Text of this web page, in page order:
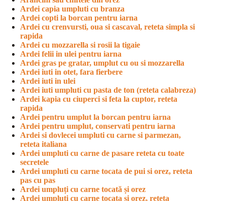
Ardei capia umpluti cu branza
Ardei copti la borcan pentru iarna
Ardei cu crenvursti, oua si cascaval, reteta simpla si
rapida
Ardei cu mozzarella si rosii la tigaie
Ardei felii in ulei pentru iarna
Ardei gras pe gratar, umplut cu ou si mozzarella
Ardei iuti in otet, fara fierbere
Ardei iuti in ulei
Ardei iuti umpluti cu pasta de ton (reteta calabreza)
Ardei kapia cu ciuperci si feta la cuptor, reteta
rapida
Ardei pentru umplut la borcan pentru iarna
Ardei pentru umplut, conservati pentru iarna
Ardei si dovlecei umpluti cu carne si parmezan,
reteta italiana
Ardei umpluti cu carne de pasare reteta cu toate
secretele
Ardei umpluti cu carne tocata de pui si orez, reteta
pas cu pas
Ardei umpluți cu carne tocată și orez
Ardei umpluti cu carne tocata si orez, reteta